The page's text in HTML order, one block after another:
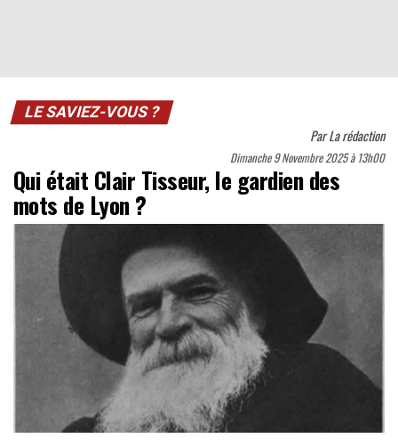
LE SAVIEZ-VOUS ?
ParLa rédaction
Dimanche 9 Novembre 2025 à 13h00
Qui était Clair Tisseur, le gardien des
mots de Lyon ?